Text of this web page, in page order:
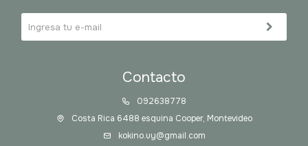
Contacto
092638778
Costa Rica 6488 esquina Cooper, Montevideo
kokino.uy@gmail.com